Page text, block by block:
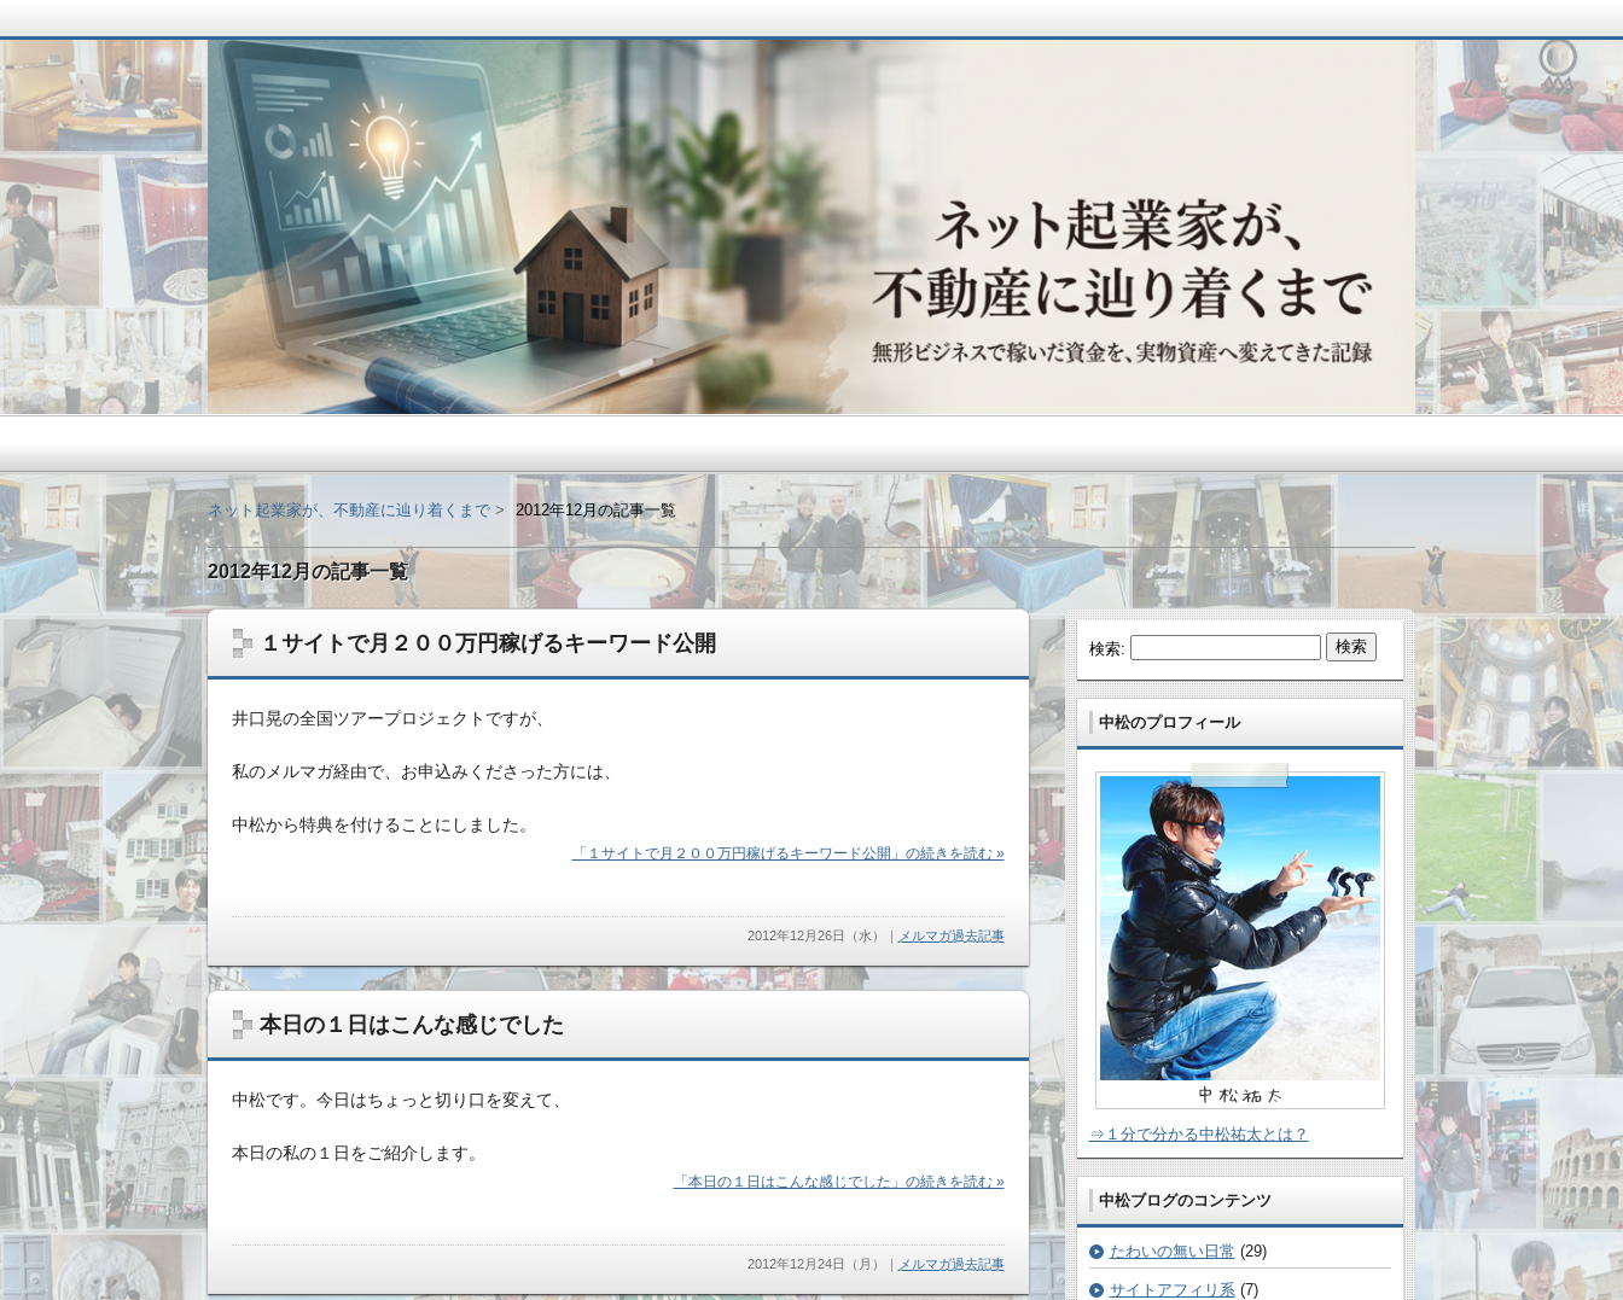
2012年12月の記事一覧
１サイトで月２００万円稼げるキーワード公開
井口晃の全国ツアープロジェクトですが、
私のメルマガ経由で、お申込みくださった方には、
中松から特典を付けることにしました。
「１サイトで月２００万円稼げるキーワード公開」の続きを読む »
2012年12月26日（水） ｜ メルマガ過去記事
本日の１日はこんな感じでした
中松です。今日はちょっと切り口を変えて、
本日の私の１日をご紹介します。
「本日の１日はこんな感じでした」の続きを読む »
2012年12月24日（月） ｜ メルマガ過去記事
検索:
中松のプロフィール
⇒１分で分かる中松祐太とは？
中松ブログのコンテンツ
たわいの無い日常 (29)
サイトアフィリ系(7)
ネット起業家が、不動産に辿り着くまで 2012年12月の記事一覧
ネット起業家が、不動産に辿り着くまで
無形ビジネスで稼いだ資金を、実物資産へ変えてきた記録